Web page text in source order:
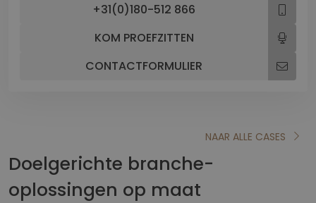
+31(0)180-512 866
KOM PROEFZITTEN
CONTACTFORMULIER
Doelgerichte branche-
oplossingen op maat
NAAR ALLE CASES